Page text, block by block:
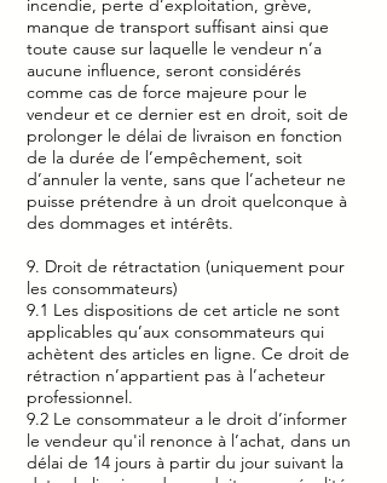
incendie, perte d’exploitation, grève,
manque de transport suffisant ainsi que
toute cause sur laquelle le vendeur n’a
aucune influence, seront considérés
comme cas de force majeure pour le
vendeur et ce dernier est en droit, soit de
prolonger le délai de livraison en fonction
de la durée de l’empêchement, soit
d’annuler la vente, sans que l’acheteur ne
puisse prétendre à un droit quelconque à
des dommages et intérêts.
9. Droit de rétractation (uniquement pour
les consommateurs)
9.1 Les dispositions de cet article ne sont
applicables qu’aux consommateurs qui
achètent des articles en ligne. Ce droit de
rétraction n’appartient pas à l’acheteur
professionnel.
9.2 Le consommateur a le droit d’informer
le vendeur qu'il renonce à l’achat, dans un
délai de 14 jours à partir du jour suivant la